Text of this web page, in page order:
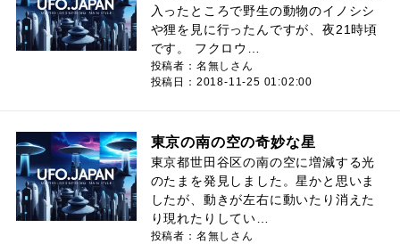
入ったところで野生の動物のイノシシ
や狸を見に行ったんですが、夜21時頃
です。 フクロウ…
投稿者：名無しさん
投稿日：2018-11-25 01:02:00
東京の南の空の奇妙な星
東京都世田谷区の南の空に増減する光
のたまを発見しました。星かと思いま
したが、動きが左右に動いたり消えた
り現れたりしてい…
投稿者：名無しさん